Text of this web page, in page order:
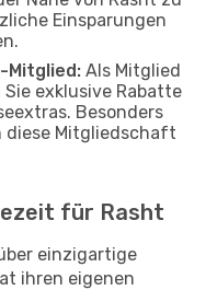
Einsparungen
Mitglied: Als Mitglied
exklusive Rabatte
Besonders
diese Mitgliedschaft
für Rasht
einzigartige
ihren eigenen